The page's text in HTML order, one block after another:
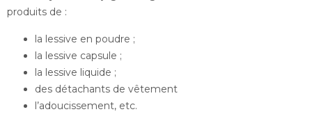
produits de :
la lessive en poudre ;
la lessive capsule ;
la lessive liquide ;
des détachants de vêtement
l’adoucissement, etc.